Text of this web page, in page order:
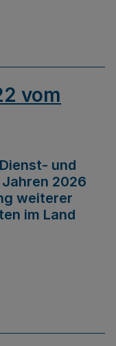
vom
und
2026
weiterer
im Land